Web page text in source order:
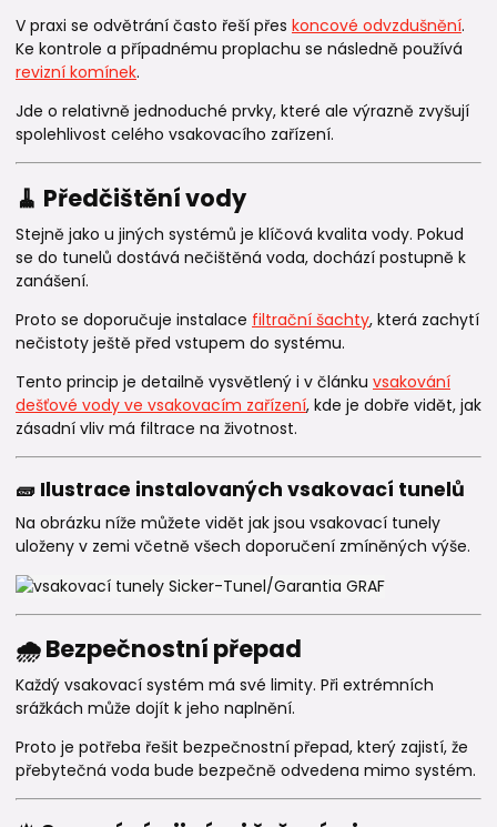
V praxi se odvětrání často řeší přes koncové odvzdušnění.
Ke kontrole a případnému proplachu se následně používá
revizní komínek.
Jde o relativně jednoduché prvky, které ale výrazně zvyšují
spolehlivost celého vsakovacího zařízení.
🧹 Předčištění vody
Stejně jako u jiných systémů je klíčová kvalita vody. Pokud
se do tunelů dostává nečištěná voda, dochází postupně k
zanášení.
Proto se doporučuje instalace filtrační šachty, která zachytí
nečistoty ještě před vstupem do systému.
Tento princip je detailně vysvětlený i v článku vsakování
dešťové vody ve vsakovacím zařízení, kde je dobře vidět, jak
zásadní vliv má filtrace na životnost.
🧱 Ilustrace instalovaných vsakovací tunelů
Na obrázku níže můžete vidět jak jsou vsakovací tunely
uloženy v zemi včetně všech doporučení zmíněných výše.
🌧️ Bezpečnostní přepad
Každý vsakovací systém má své limity. Při extrémních
srážkách může dojít k jeho naplnění.
Proto je potřeba řešit bezpečnostní přepad, který zajistí, že
přebytečná voda bude bezpečně odvedena mimo systém.